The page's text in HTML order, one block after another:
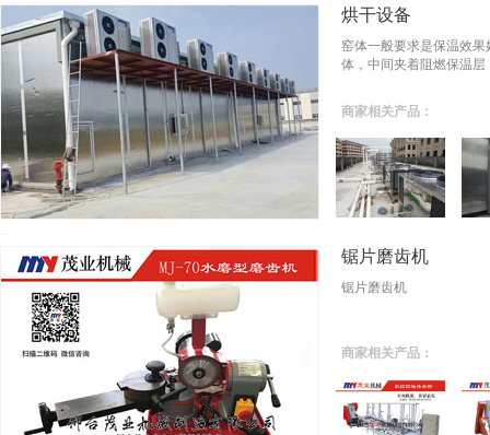
烘干设备
窑体一般要求是保温效
体，中间夹着阻燃保温层
商家相关产品：
锯片磨齿机
锯片磨齿机
商家相关产品：